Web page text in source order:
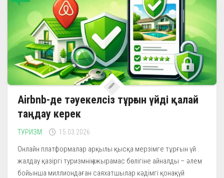
Airbnb-де тәуекелсіз тұрғын үйді қалай
таңдау керек
ТУРИЗМ 15.03.2026
Онлайн платформалар арқылы қысқа мерзімге тұрғын үй
жалдау қазіргі туризмнің ажырамас бөлігіне айналды – әлем
бойынша миллиондаған саяхатшылар кәдімгі қонақүй